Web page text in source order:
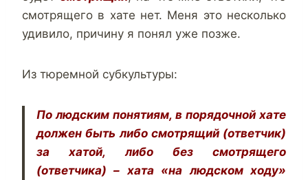
смотрящего в хате нет. Меня это несколько
удивило, причину я понял уже позже.
Из тюремной субкультуры:
По людским понятиям, в порядочной хате
должен быть либо смотрящий (ответчик)
за хатой, либо без смотрящего
(ответчика) – хата «на людском ходу»